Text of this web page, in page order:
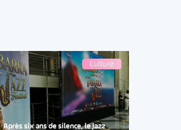
Culture
Après six ans de silence, le jazz